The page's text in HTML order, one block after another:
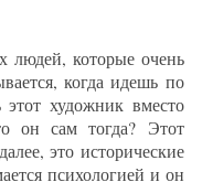
людей, которые очень
когда идешь по
этот художник вместо
он сам тогда? Этот
это исторические
психологией и он